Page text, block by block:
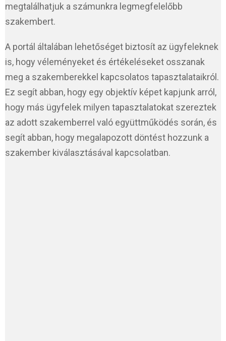
megtalálhatjuk a számunkra legmegfelelőbb
szakembert.
A portál általában lehetőséget biztosít az ügyfeleknek
is, hogy véleményeket és értékeléseket osszanak
meg a szakemberekkel kapcsolatos tapasztalataikról.
Ez segít abban, hogy egy objektív képet kapjunk arról,
hogy más ügyfelek milyen tapasztalatokat szereztek
az adott szakemberrel való együttműködés során, és
segít abban, hogy megalapozott döntést hozzunk a
szakember kiválasztásával kapcsolatban.